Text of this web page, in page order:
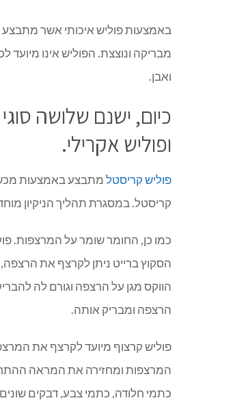
באמצעות פוליש איכותי אשר מתבצע
מבריקה ונוצצת. הפוליש אינו מיועד
ואבן.
כיום, ישנם שלושה
ופוליש אקרילי.
פוליש קריסטלמתבצע באמצעות
קריסטל. במסגרת תהליך הניקיון
כמו כן, החומר שומר על המרצפות.
הסקוץ ברייט ניתן לקרצף את
הווקס מגן על הרצפה וגורם לה
הרצפה ומבריק אותה.
פוליש קרצוף מיועד לקרצף את
המרצפות ומחזירה את המראה
כתמי חלודה, כתמי צבע, דבקים שונים